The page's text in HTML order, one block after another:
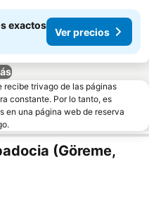
exactos
Ver precios
recibe trivago de las páginas
constante. Por lo tanto, es
en una página web de reserva
(Göreme,